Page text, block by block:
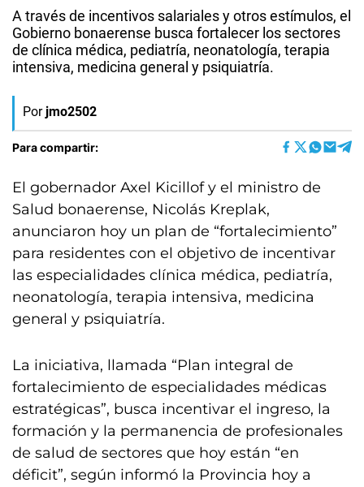
A través de incentivos salariales y otros estímulos, el
Gobierno bonaerense busca fortalecer los sectores
de clínica médica, pediatría, neonatología, terapia
intensiva, medicina general y psiquiatría.
Por jmo2502
Para compartir:
El gobernador Axel Kicillof y el ministro de
Salud bonaerense, Nicolás Kreplak,
anunciaron hoy un plan de “fortalecimiento”
para residentes con el objetivo de incentivar
las especialidades clínica médica, pediatría,
neonatología, terapia intensiva, medicina
general y psiquiatría.
La iniciativa, llamada “Plan integral de
fortalecimiento de especialidades médicas
estratégicas”, busca incentivar el ingreso, la
formación y la permanencia de profesionales
de salud de sectores que hoy están “en
déficit”, según informó la Provincia hoy a